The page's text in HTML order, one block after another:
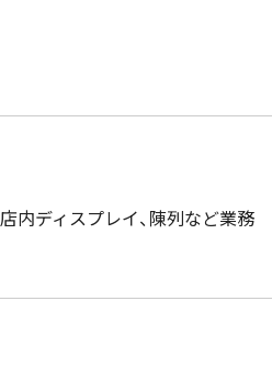
内ディスプレイ、陳列など業務